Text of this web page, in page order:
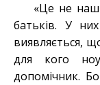
«Це не
батьків. У
виявляється,
для кого
допомічник.